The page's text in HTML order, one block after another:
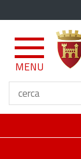
MENU